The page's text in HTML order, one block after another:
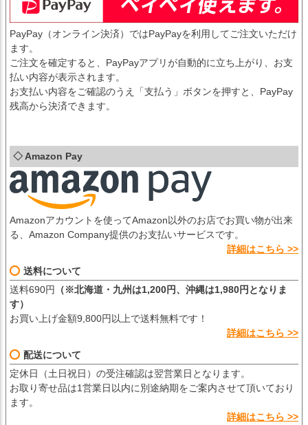
PayPay（オンライン決済）ではPayPayを利用してご注文いただけ
ます。
ご注文を確定すると、PayPayアプリが自動的に立ち上がり、お支
払い内容が表示されます。
お支払い内容をご確認のうえ「支払う」ボタンを押すと、PayPay
残高から決済できます。
◇ Amazon Pay
Amazonアカウントを使ってAmazon以外のお店でお買い物が出来
る、Amazon Company提供のお支払いサービスです。
詳細はこちら >>
送料について
送料690円
（※北海道・九州は1,200円、沖縄は1,980円となりま
す）
お買い上げ金額9,800円以上で送料無料です！
詳細はこちら >>
配送について
定休日（土日祝日）の受注確認は翌営業日となります。
お取り寄せ品は1営業日以内に別途納期をご案内させて頂いており
ます。
詳細はこちら >>